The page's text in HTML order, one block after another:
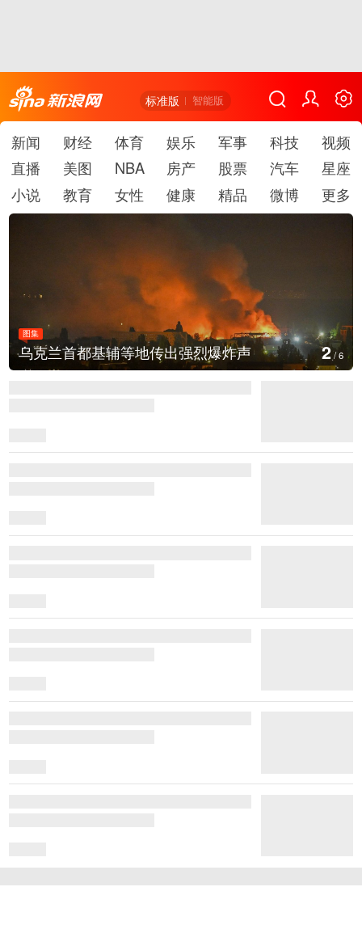
标准版 智能版
新闻 财经 体育 娱乐 军事 科技
视频
直播
美图 NBA 房产 股票 汽车
星座
小说
教育 女性 健康 精品 微博 更多
图集
美国：肯尼迪宣布医疗改革新举措 3/6